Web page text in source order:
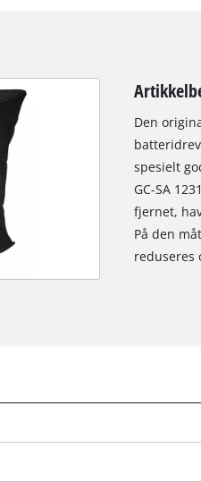
Den
spesielt
GC-SA
fjernet,
På den
reduseres